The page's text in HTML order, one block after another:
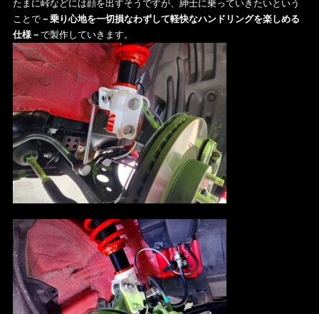
たまに峠などには顔を出すそうですが、紳士に乗っていきたいという
ことで－乗り心地を一切損なわずして軽快なハンドリングを楽しめる
仕様－ で製作していきます。